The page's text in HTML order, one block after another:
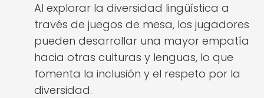
Al explorar la diversidad lingüística a
través de juegos de mesa, los jugadores
pueden desarrollar una mayor empatía
hacia otras culturas y lenguas, lo que
fomenta la inclusión y el respeto por la
diversidad.